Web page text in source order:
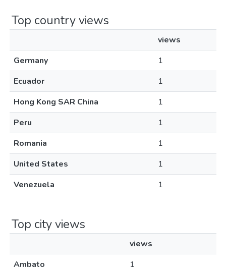
Top country views
views
Germany
1
Ecuador
1
Hong Kong SAR China
1
Peru
1
Romania
1
United States
1
Venezuela
1
Top city views
views
Ambato
1